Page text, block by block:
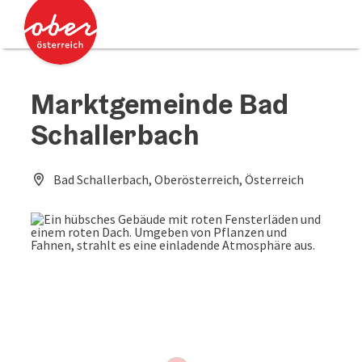
Zum Inhalt
Zum Seitenanfang
Marktgemeinde Bad
Schallerbach
Bad Schallerbach, Oberösterreich, Österreich